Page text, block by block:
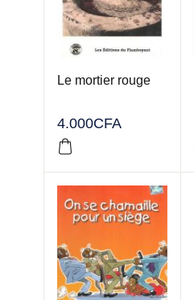
Le mortier rouge
4.000CFA